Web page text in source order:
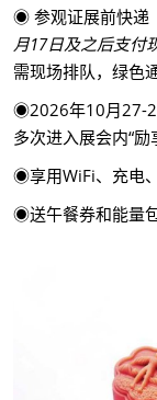
◉ 参观证展前快递
月17日及之后支付
需现场排队，绿色
◉2026年10月27-
多次进入展会内“励
◉享用WiFi、充电
◉送午餐券和能量